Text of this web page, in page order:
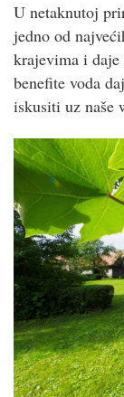
U netaknutoj
jedno od
krajevima i
benefite voda
iskusiti uz naše